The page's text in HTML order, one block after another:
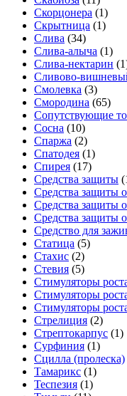
Скорцонера (1)
Скрытница (1)
Слива (34)
Слива-алыча (1)
Слива-нектарин
Сливово-
Смолевка (3)
Смородина (65)
Сопутствующие
Сосна (10)
Спаржа (2)
Спатодея (1)
Спирея (17)
Средства защиты
Средства защиты
Средства защиты
Средства защиты
Средство для
Статица (5)
Стахис (2)
Стевия (5)
Стимуляторы
Стимуляторы
Стимуляторы
Стрелиция (2)
Стрептокарпус (1)
Сурфиния (1)
Сцилла (пролеска)
Тамарикс (1)
Теспезия (1)